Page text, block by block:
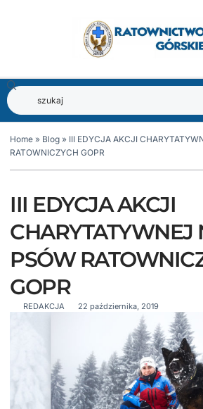
Home » Blog » III EDYCJA AKCJI
RATOWNICZYCH GOPR
III EDYCJA AKCJI
CHARYTATYWNEJ
PSÓW
GOPR
REDAKCJA 22 października, 2019